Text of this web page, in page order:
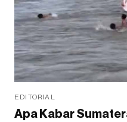
EDITORIAL
Apa Kabar